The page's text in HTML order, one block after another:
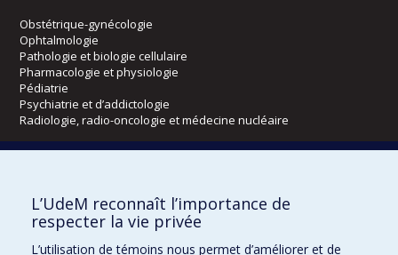
Obstétrique-gynécologie
Ophtalmologie
Pathologie et biologie cellulaire
Pharmacologie et physiologie
Pédiatrie
Psychiatrie et d’addictologie
Radiologie, radio-oncologie et médecine nucléaire
Kinésiologie et des sciences de l’activité physique
Orthophonie et audiologie
L’UdeM reconnaît l’importance de
respecter la vie privée
L’utilisation de témoins nous permet d’améliorer et de